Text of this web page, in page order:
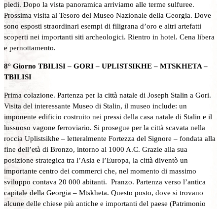
piedi. Dopo la vista panoramica arriviamo alle terme sulfuree.
Prossima visita al Tesoro del Museo Nazionale della Georgia. Dove
sono esposti straordinari esempi di filigrana d’oro e altri artefatti
scoperti nei importanti siti archeologici. Rientro in hotel. Cena libera
e pernottamento.
8° Giorno TBILISI – GORI – UPLISTSIKHE – MTSKHETA –
TBILISI
Prima colazione. Partenza per la città natale di Joseph Stalin a Gori.
Visita del interessante Museo di Stalin, il museo include: un
imponente edificio costruito nei pressi della casa natale di Stalin e il
lussuoso vagone ferroviario. Si prosegue per la città scavata nella
roccia Uplistsikhe – letteralmente Fortezza del Signore – fondata alla
fine dell’età di Bronzo, intorno al 1000 A.C. Grazie alla sua
posizione strategica tra l’Asia e l’Europa, la città diventò un
importante centro dei commerci che, nel momento di massimo
sviluppo contava 20 000 abitanti. Pranzo. Partenza verso l’antica
capitale della Georgia – Mtskheta. Questo posto, dove si trovano
alcune delle chiese più antiche e importanti del paese (Patrimonio